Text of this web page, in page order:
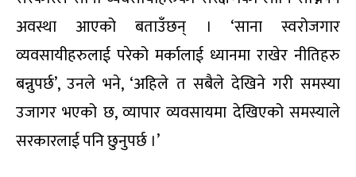
अवस्था आएको बताउँछन् । ‘साना स्वरोजगार
व्यवसायीहरुलाई परेको मर्कालाई ध्यानमा राखेर नीतिहरु
बन्नुपर्छ’, उनले भने, ‘अहिले त सबैले देखिने गरी समस्या
उजागर भएको छ, व्यापार व्यवसायमा देखिएको समस्याले
सरकारलाई पनि छुनुपर्छ ।’